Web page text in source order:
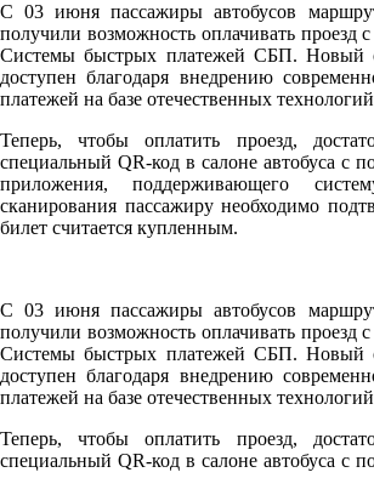
С 03 июня пассажиры автобусов
получили возможность оплачивать проезд
Системы быстрых платежей СБП. Новый
доступен благодаря внедрению
платежей на базе отечественных
Теперь, чтобы оплатить проезд,
специальный QR-код в салоне автобуса с
приложения, поддерживающего
сканирования пассажиру необходимо
билет считается купленным.
С 03 июня пассажиры автобусов
получили возможность оплачивать проезд
Системы быстрых платежей СБП. Новый
доступен благодаря внедрению
платежей на базе отечественных
Теперь, чтобы оплатить проезд,
специальный QR-код в салоне автобуса с